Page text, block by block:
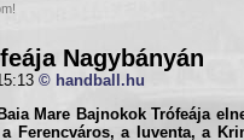
Nagybányán
© handball.hu
Mare Bajnokok Trófeája
Ferencváros, a Iuventa, a